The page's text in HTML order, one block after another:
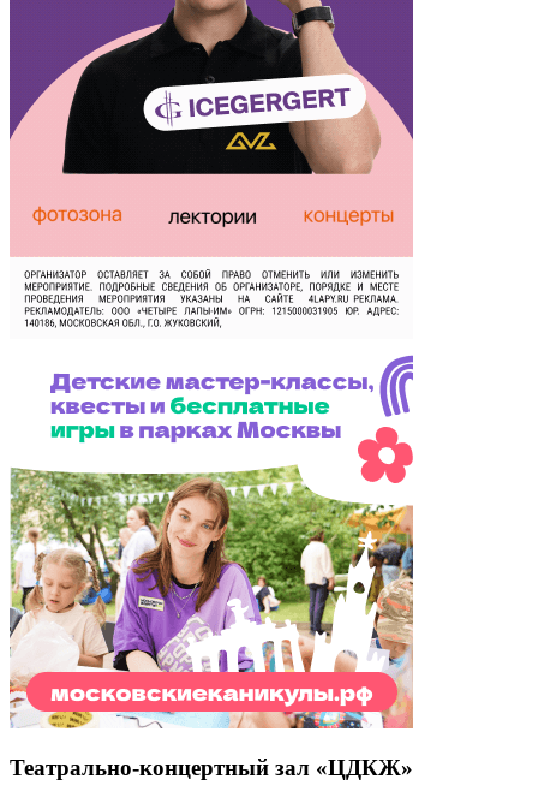
Театрально-концертный зал «ЦДКЖ»